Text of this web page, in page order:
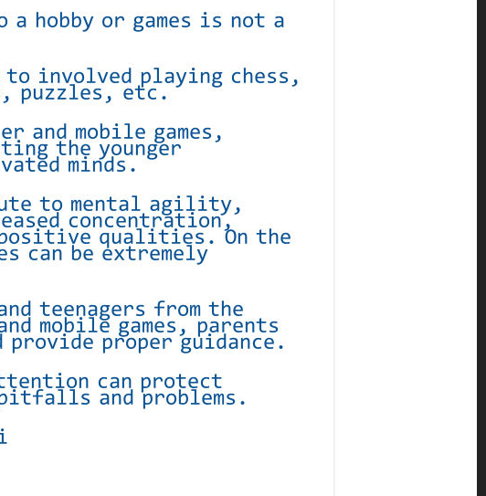
hobby or games is not a
involved playing chess,
puzzles, etc.
and mobile games,
the younger
minds.
to mental agility,
concentration,
qualities. On the
can be extremely
teenagers from the
mobile games, parents
provide proper guidance.
can protect
and problems.